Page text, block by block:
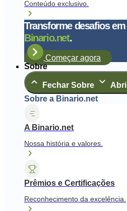
Conteúdo exclusivo.
Transforme desafios
Binario.net.
Começar agora
Sobre
Fechar Sobre
Sobre a Binario.net
A Binario.net
Nossa história e valores.
Prêmios e Certificações
Reconhecimento da excelência.